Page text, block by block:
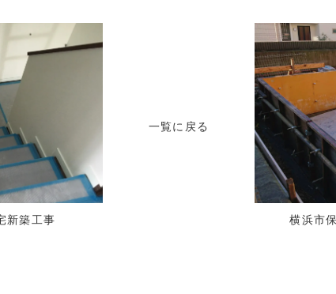
新築工事
一覧に戻る
横浜市